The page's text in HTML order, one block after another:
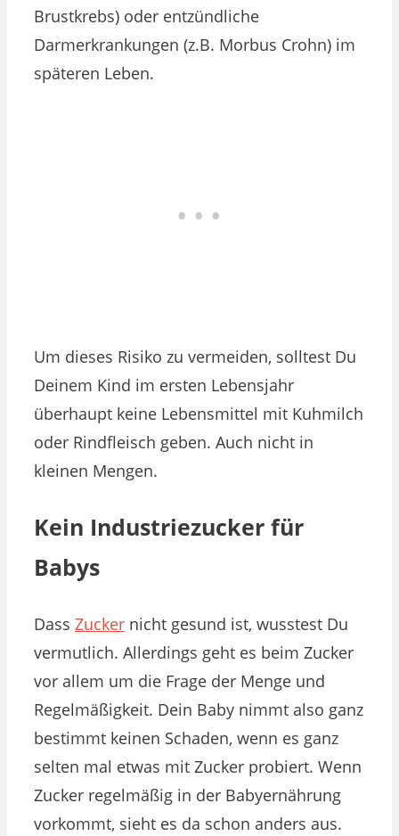
Brustkrebs) oder entzündliche
Darmerkrankungen (z.B. Morbus Crohn) im
späteren Leben.
Um dieses Risiko zu vermeiden, solltest Du
Deinem Kind im ersten Lebensjahr
überhaupt keine Lebensmittel mit Kuhmilch
oder Rindfleisch geben. Auch nicht in
kleinen Mengen.
Kein Industriezucker für
Babys
Dass Zucker nicht gesund ist, wusstest Du
vermutlich. Allerdings geht es beim Zucker
vor allem um die Frage der Menge und
Regelmäßigkeit. Dein Baby nimmt also ganz
bestimmt keinen Schaden, wenn es ganz
selten mal etwas mit Zucker probiert. Wenn
Zucker regelmäßig in der Babyernährung
vorkommt, sieht es da schon anders aus.